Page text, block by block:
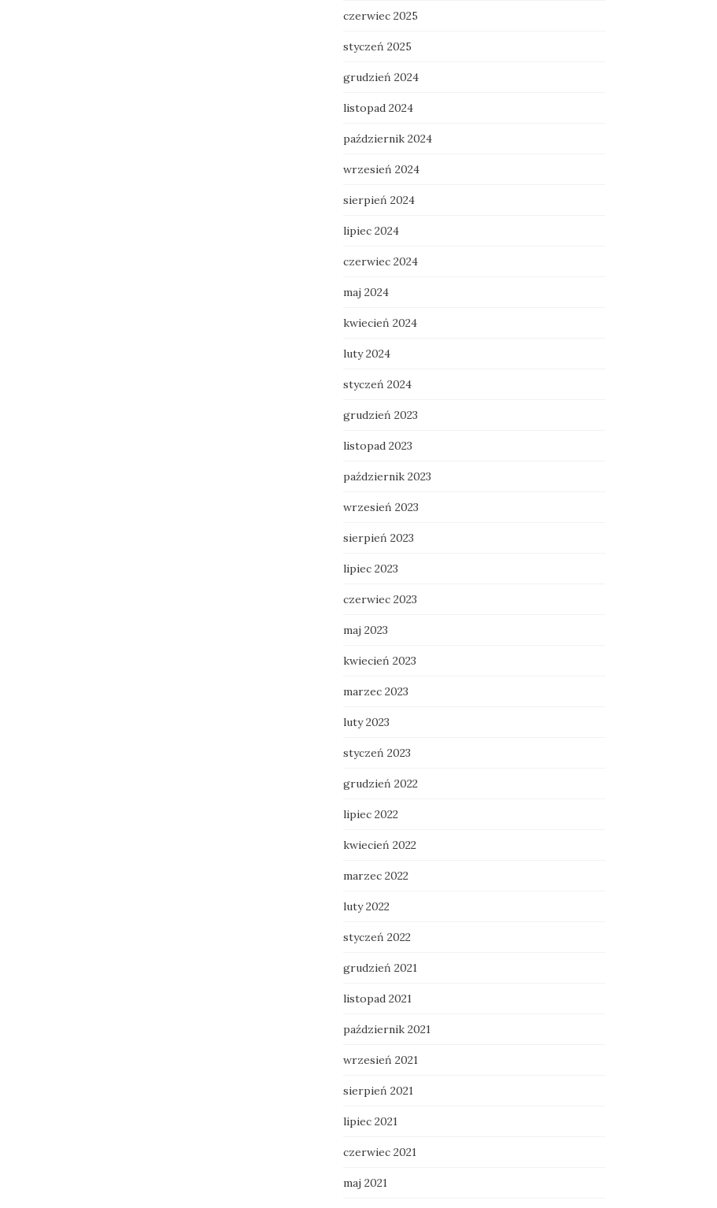
czerwiec 2025
styczeń 2025
grudzień 2024
listopad 2024
październik 2024
wrzesień 2024
sierpień 2024
lipiec 2024
czerwiec 2024
maj 2024
kwiecień 2024
luty 2024
styczeń 2024
grudzień 2023
listopad 2023
październik 2023
wrzesień 2023
sierpień 2023
lipiec 2023
czerwiec 2023
maj 2023
kwiecień 2023
marzec 2023
luty 2023
styczeń 2023
grudzień 2022
lipiec 2022
kwiecień 2022
marzec 2022
luty 2022
styczeń 2022
grudzień 2021
listopad 2021
październik 2021
wrzesień 2021
sierpień 2021
lipiec 2021
czerwiec 2021
maj 2021